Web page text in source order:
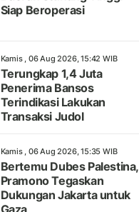
Siap Beroperasi
Kamis , 06 Aug 2026, 15:42 WIB
Terungkap 1,4 Juta
Penerima Bansos
Terindikasi Lakukan
Transaksi Judol
Kamis , 06 Aug 2026, 15:35 WIB
Bertemu Dubes Palestina,
Pramono Tegaskan
Dukungan Jakarta untuk